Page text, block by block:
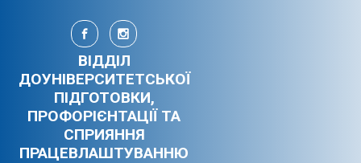
Skip to main content
ВІДДІЛ
ДОУНІВЕРСИТЕТСЬКОЇ
ПІДГОТОВКИ,
ПРОФОРІЄНТАЦІЇ ТА
СПРИЯННЯ
ПРАЦЕВЛАШТУВАННЮ